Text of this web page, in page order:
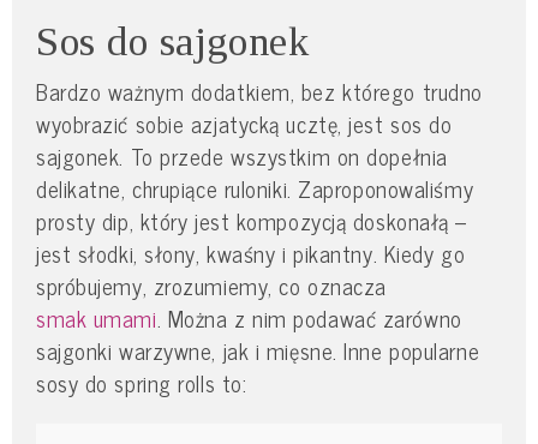
Sos do sajgonek
Bardzo ważnym dodatkiem, bez którego trudno
wyobrazić sobie azjatycką ucztę, jest sos do
sajgonek. To przede wszystkim on dopełnia
delikatne, chrupiące ruloniki. Zaproponowaliśmy
prosty dip, który jest kompozycją doskonałą –
jest słodki, słony, kwaśny i pikantny. Kiedy go
spróbujemy, zrozumiemy, co oznacza
smak umami. Można z nim podawać zarówno
sajgonki warzywne, jak i mięsne. Inne popularne
sosy do spring rolls to: